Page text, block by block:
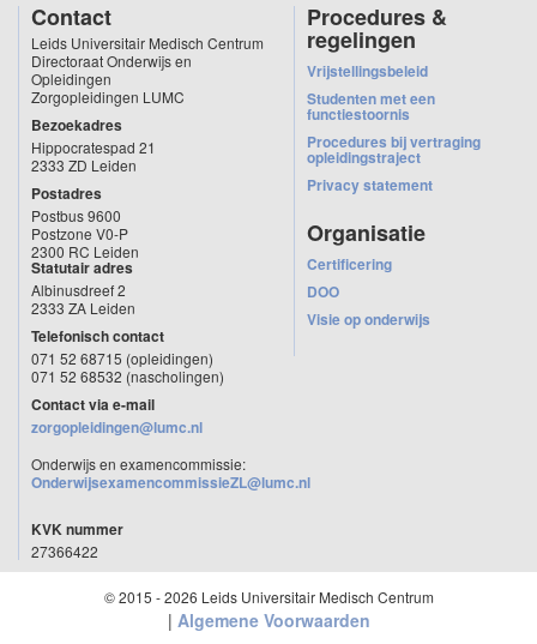
Contact
Leids Universitair Medisch Centrum
Directoraat Onderwijs en
Opleidingen
Zorgopleidingen LUMC
Bezoekadres
Hippocratespad 21
2333 ZD Leiden
Postadres
Postbus 9600
Postzone V0-P
2300 RC Leiden
Statutair adres
Albinusdreef 2
2333 ZA Leiden
Telefonisch contact
071 52 68715 (opleidingen)
071 52 68532 (nascholingen)
Contact via e-mail
zorgopleidingen@lumc.nl
Onderwijs en examencommissie:
OnderwijsexamencommissieZL@lumc.nl
KVK nummer
27366422
Procedures &
regelingen
Vrijstellingsbeleid
Studenten met een
functiestoornis
Procedures bij vertraging
opleidingstraject
Privacy statement
Organisatie
Certificering
DOO
Visie op onderwijs
© 2015 - 2026 Leids Universitair Medisch Centrum
| Algemene Voorwaarden